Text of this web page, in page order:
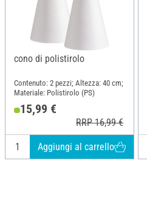
cono di polistirolo
Contenuto: 2 pezzi; Altezza: 40 cm;
Materiale: Polistirolo (PS)
15,99 €
RRP 16,99 €
Aggiungi al carrello